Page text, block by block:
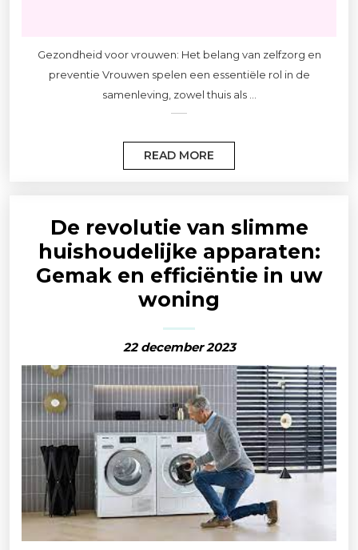
Gezondheid voor vrouwen: Het belang van zelfzorg en
preventie Vrouwen spelen een essentiële rol in de
samenleving, zowel thuis als ...
READ MORE
De revolutie van slimme
huishoudelijke apparaten:
Gemak en efficiëntie in uw
woning
22 december 2023